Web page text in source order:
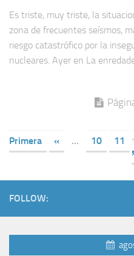
Es triste, muy triste, la
zona de frecuentes seísmos,
riesgo catastrófico por la
nucleares. Ayer en La
Primera
« ... 10 11
FOLLOW: